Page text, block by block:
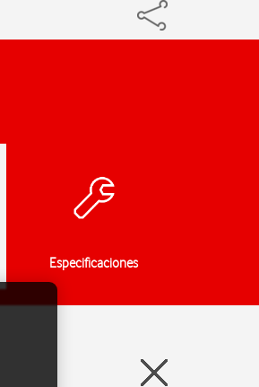
Especificaciones